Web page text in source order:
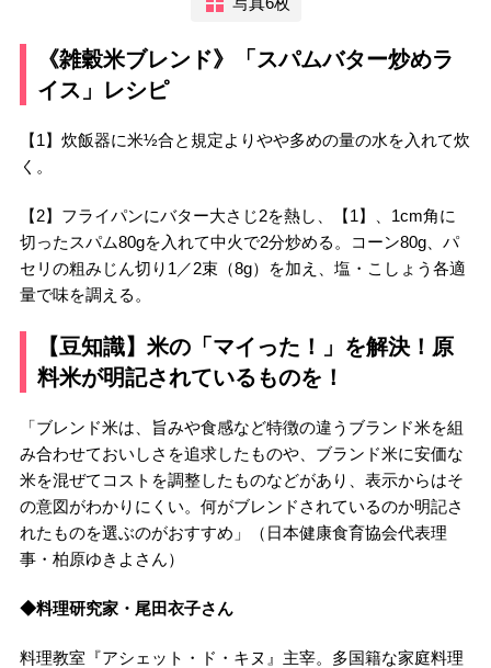
《雑穀米ブレンド》「スパムバター炒めラ
イス」レシピ
【1】炊飯器に米½合と規定よりやや多めの量の水を入れて炊
く。
【2】フライパンにバター大さじ2を熱し、【1】、1cm角に
切ったスパム80gを入れて中火で2分炒める。コーン80g、パ
セリの粗みじん切り1／2束（8g）を加え、塩・こしょう各適
量で味を調える。
【豆知識】米の「マイった！」を解決！原
料米が明記されているものを！
「ブレンド米は、旨みや食感など特徴の違うブランド米を組
み合わせておいしさを追求したものや、ブランド米に安価な
米を混ぜてコストを調整したものなどがあり、表示からはそ
の意図がわかりにくい。何がブレンドされているのか明記さ
れたものを選ぶのがおすすめ」（日本健康食育協会代表理
事・柏原ゆきよさん）
◆料理研究家・尾田衣子さん
料理教室『アシェット・ド・キヌ』主宰。多国籍な家庭料理